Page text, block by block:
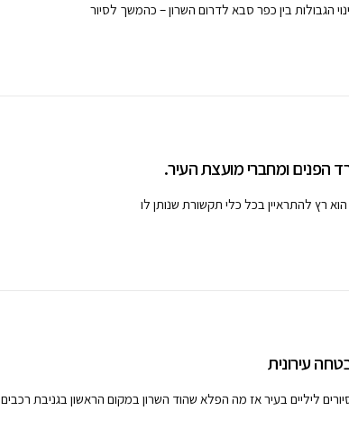
הגבולות בין כפר סבא לדרום השרון – כהמשך לסיור
הפנים ומחברי מועצת העיר.
רץ להתראיין בכל כלי תקשורת שנותן לו
ליליים בעיר אז מה הפלא שהוד השרון במקום הראשון בגניבת רכבים